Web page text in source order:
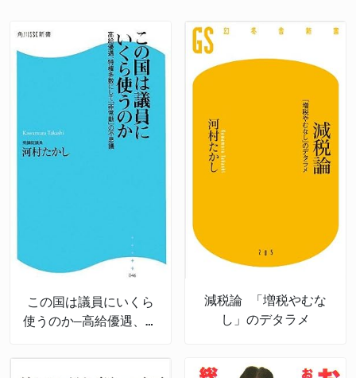
この国は議員にいくら
使うのか―高給優遇、特
勤」の不思議
減税論 「増税やむな
し」のデタラメ